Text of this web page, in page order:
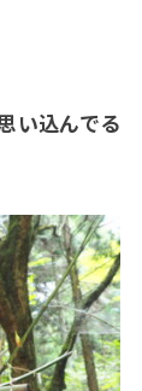
い込んでる